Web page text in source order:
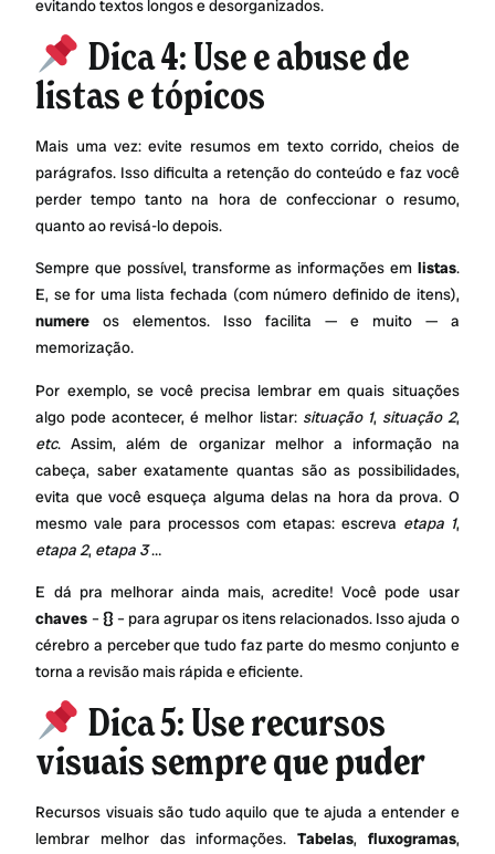
evitando textos longos e desorganizados.
Dica 4: Use e abuse de
listas e tópicos
Mais uma vez: evite resumos em texto corrido, cheios de
parágrafos. Isso dificulta a retenção do conteúdo e faz você
perder tempo tanto na hora de confeccionar o resumo,
quanto ao revisá-lo depois.
Sempre que possível, transforme as informações emlistas.
E, se for uma lista fechada (com número definido de itens),
numere os elementos. Isso facilita — e muito — a
memorização.
Por exemplo, se você precisa lembrar em quais situações
algo pode acontecer, é melhor listar: situação 1, situação 2,
etc. Assim, além de organizar melhor a informação na
cabeça, saber exatamente quantas são as possibilidades,
evita que você esqueça alguma delas na hora da prova. O
mesmo vale para processos com etapas: escreva etapa 1,
etapa 2, etapa 3…
E dá pra melhorar ainda mais, acredite! Você pode usar
chaves – {}– para agrupar os itens relacionados. Isso ajuda o
cérebro a perceber que tudo faz parte do mesmo conjunto e
torna a revisão mais rápida e eficiente.
Dica 5: Use recursos
visuais sempre que puder
Recursos visuais são tudo aquilo que te ajuda a entender e
lembrar melhor das informações. Tabelas, fluxogramas,